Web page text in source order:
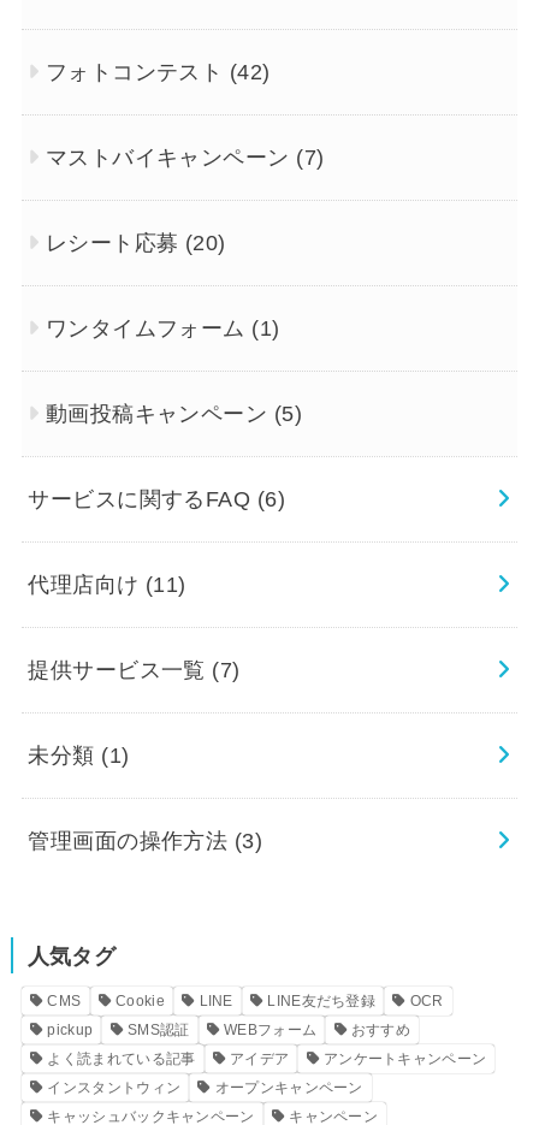
フォトコンテスト (42)
マストバイキャンペーン (7)
レシート応募 (20)
ワンタイムフォーム (1)
動画投稿キャンペーン (5)
サービスに関するFAQ (6)
代理店向け (11)
提供サービス一覧 (7)
未分類 (1)
管理画面の操作方法 (3)
人気タグ
CMS Cookie LINE LINE友だち登録
OCR
pickup
SMS認証 WEBフォーム
おすすめ
よく読まれている記事
アイデア
アンケートキャンペーン
インスタントウィン
オープンキャンペーン
キャッシュバックキャンペーン
キャンペーン